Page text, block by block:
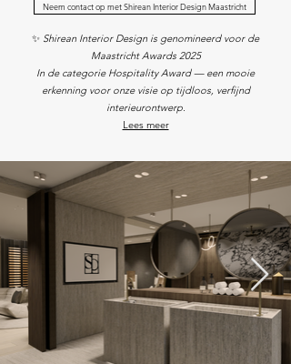
Neem contact op met Shirean Interior Design Maastricht
✨ Shirean Interior Design is genomineerd voor de
Maastricht Awards 2025
In de categorie Hospitality Award — een mooie
erkenning voor onze visie op tijdloos, verfijnd
interieurontwerp.
Lees meer